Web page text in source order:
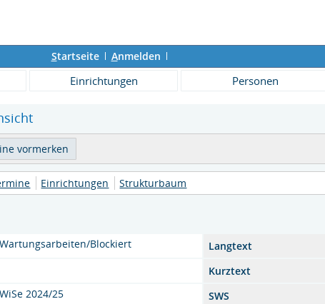
Startseite Anmelden
Einrichtungen Personen
Einrichtungen Strukturbaum
Wartungsarbeiten/Blockiert
Langtext
Kurztext
WiSe 2024/25
SWS